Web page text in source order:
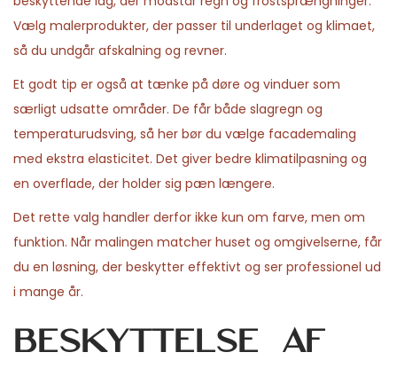
Vælg malerprodukter, der passer til underlaget og klimaet,
så du undgår afskalning og revner.
Et godt tip er også at tænke på døre og vinduer som
særligt udsatte områder. De får både slagregn og
temperaturudsving, så her bør du vælge facademaling
med ekstra elasticitet. Det giver bedre klimatilpasning og
en overflade, der holder sig pæn længere.
Det rette valg handler derfor ikke kun om farve, men om
funktion. Når malingen matcher huset og omgivelserne, får
du en løsning, der beskytter effektivt og ser professionel ud
i mange år.
Beskyttelse af